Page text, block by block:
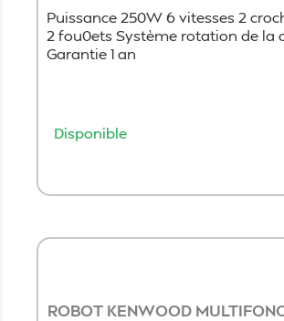
Puissance 250W 6 vitesses 2
2 fou0ets Système rotation de la
Garantie 1 an
Disponible
ROBOT KENWOOD